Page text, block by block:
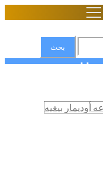
للبيع
أوديمار بيغيه